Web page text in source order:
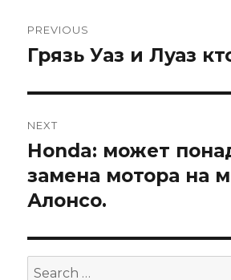
по
PREVIOUS
Previous
Грязь Уаз и Луаз
NEXT
Next
post:
Honda: может
замена мотора на
Алонсо.
Search